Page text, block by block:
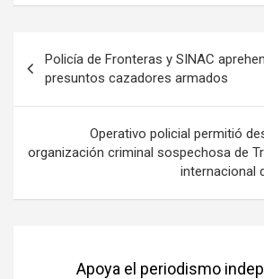
de
entradas
Policía de Fronteras y SINAC
presuntos cazadores armados
Operativo policial permitió
organización criminal sospechosa de
internacional
Apoya el periodismo